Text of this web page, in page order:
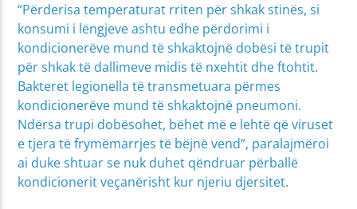
“Përderisa temperaturat rriten për shkak stinës, si
konsumi i lëngjeve ashtu edhe përdorimi i
kondicionerëve mund të shkaktojnë dobësi të trupit
për shkak të dallimeve midis të nxehtit dhe ftohtit.
Bakteret legionella të transmetuara përmes
kondicionerëve mund të shkaktojnë pneumoni.
Ndërsa trupi dobësohet, bëhet më e lehtë që viruset
e tjera të frymëmarrjes të bëjnë vend”, paralajmëroi
ai duke shtuar se nuk duhet qëndruar përballë
kondicionerit veçanërisht kur njeriu djersitet.